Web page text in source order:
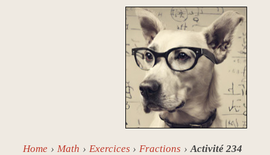
Home Math Exercices Fractions Activité 234